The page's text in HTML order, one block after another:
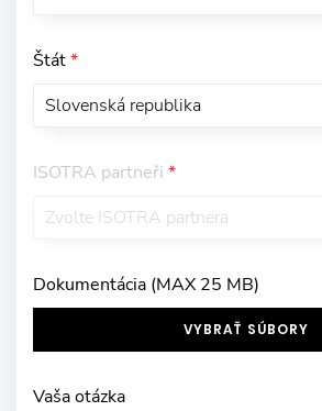
Štát*
ISOTRA partneři *
Dokumentácia (MAX 25 MB)
VYBRAŤ SÚBORY
Vaša otázka